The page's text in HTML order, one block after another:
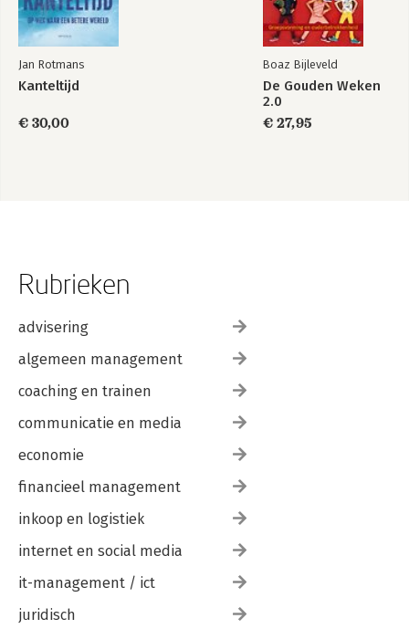
Jan Rotmans
Kanteltijd
€ 30,00
Boaz Bijleveld
De Gouden Weken
2.0
€ 27,95
Rubrieken
advisering
algemeen management
coaching en trainen
communicatie en media
economie
financieel management
inkoop en logistiek
internet en social media
it-management / ict
juridisch